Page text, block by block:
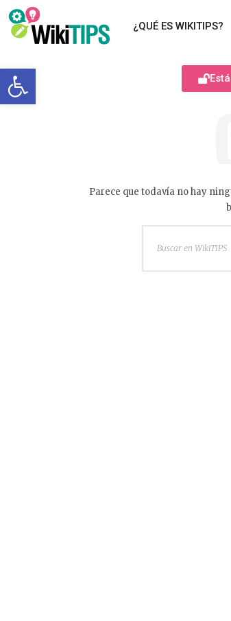
Abrir barra de
¿QUÉ ES WIKITIPS?
Parece que todavía no hay